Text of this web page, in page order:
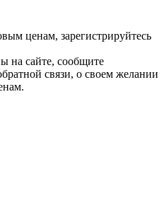
ценам, зарегистрируйтесь
на сайте, сообщите
связи, о своем желании